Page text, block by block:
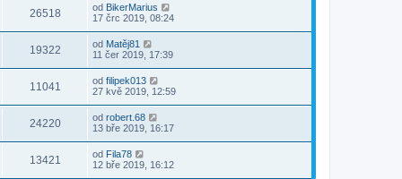
26518 od BikerMarius
17 črc 2019, 08:24
19322 od Matěj81
11 čer 2019, 17:39
11041 od filipek013
27 kvě 2019, 12:59
24220 od robert.68
13 bře 2019, 16:17
13421 od Fila78
12 bře 2019, 16:12